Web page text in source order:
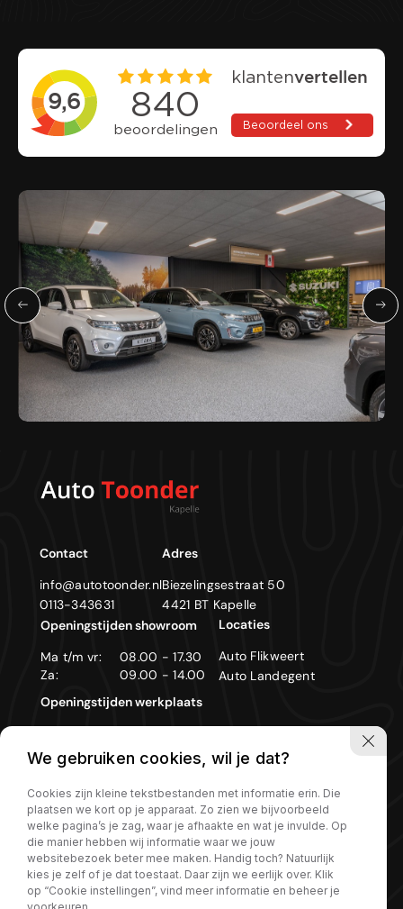
Contact
info@autotoonder.nl
0113-343631
Adres
Biezelingsestraat 50
4421 BT Kapelle
Openingstijden showroom
Ma t/m vr:
08.00 - 17.30
Za:
09.00 - 14.00
Openingstijden werkplaats
Zon- en feestdagen gesloten
Locaties
Auto Flikweert
Auto Landegent
Privacy policy
We gebruiken cookies, wil je dat?
Cookies zijn kleine tekstbestanden met informatie erin. Die
plaatsen we kort op je apparaat. Zo zien we bijvoorbeeld
welke pagina’s je zag, waar je afhaakte en wat je invulde. Op
die manier hebben wij informatie waar we jouw
websitebezoek beter mee maken. Handig toch? Natuurlijk
kies je zelf of je dat toestaat. Daar zijn we eerlijk over. Klik
op “Cookie instellingen”, vind meer informatie en beheer je